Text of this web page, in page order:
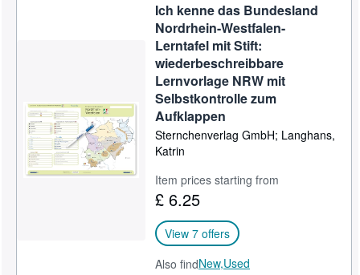
Ich kenne das Bundesland
Nordrhein-Westfalen-
Lerntafel mit Stift:
wiederbeschreibbare
Lernvorlage NRW mit
Selbstkontrolle zum
Aufklappen
Sternchenverlag GmbH; Langhans,
Katrin
Item prices starting from
£ 6.25
View 7 offers
Also findNew,Used